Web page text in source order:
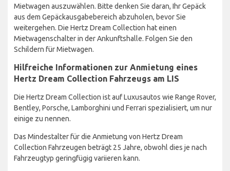
Mietwagen auszuwählen. Bitte denken Sie daran, Ihr Gepäck
aus dem Gepäckausgabebereich abzuholen, bevor Sie
weitergehen. Die Hertz Dream Collection hat einen
Mietwagenschalter in der Ankunftshalle. Folgen Sie den
Schildern für Mietwagen.
Hilfreiche Informationen zur Anmietung eines
Hertz Dream Collection Fahrzeugs am LIS
Die Hertz Dream Collection ist auf Luxusautos wie Range Rover,
Bentley, Porsche, Lamborghini und Ferrari spezialisiert, um nur
einige zu nennen.
Das Mindestalter für die Anmietung von Hertz Dream
Collection Fahrzeugen beträgt 25 Jahre, obwohl dies je nach
Fahrzeugtyp geringfügig variieren kann.